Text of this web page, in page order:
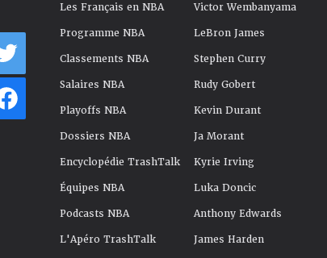
Les Français en NBA
Programme NBA
Classements NBA
Salaires NBA
Playoffs NBA
Dossiers NBA
Encyclopédie TrashTalk
Équipes NBA
Podcasts NBA
L'Apéro TrashTalk
Victor Wembanyama
LeBron James
Stephen Curry
Rudy Gobert
Kevin Durant
Ja Morant
Kyrie Irving
Luka Doncic
Anthony Edwards
James Harden